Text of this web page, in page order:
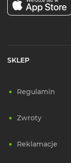
SKLEP
Regulamin
Zwroty
Reklamacje